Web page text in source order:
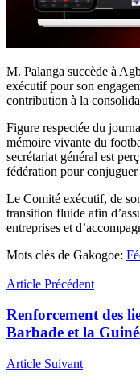
M. Palanga succède à
exécutif pour son
contribution à la
Figure respectée du
mémoire vivante du
secrétariat général est
fédération pour
Le Comité exécutif, de
transition fluide afin
entreprises et
Mots clés de Gakogoe:
Article Précédent
Renforcement des
Barbade et la
Article Suivant